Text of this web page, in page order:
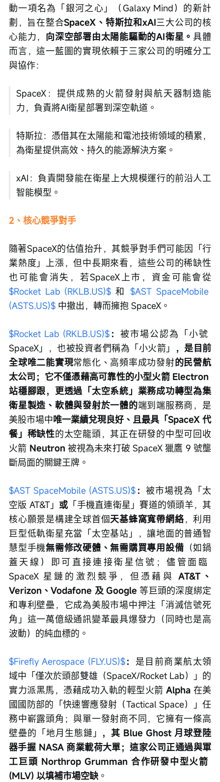
動一項名為「銀河之心」（Galaxy Mind）的新計
劃，旨在整合SpaceX、特斯拉和xAI三大公司的核
心能力， 向深空部署由太陽能驅動的AI衛星。 具體
而言，這一藍圖的實現依賴于三家公司的明確分工
與協作：
SpaceX：提供成熟的火箭發射與航天器制造能
力，負責將AI衛星部署到深空軌道。
特斯拉：憑借其在太陽能和電池技術領域的積累，
為衛星提供高效、持久的能源解決方案。
xAI：負責開發能在衛星上大規模運行的前沿人工
智能模型。
2、核心競爭對手
隨著SpaceX的估值抬升，其競爭對手們可能因「行
業熱度」上漲，但中長期來看，這些公司的稀缺性
也可能會消失，若SpaceX上市，資金可能會從
$Rocket Lab (RKLB.US)$ 和 $AST SpaceMobile
(ASTS.US)$ 中撤出，轉而擁抱 SpaceX。
$Rocket Lab (RKLB.US)$ ： 被市場公認為「小號
SpaceX」，也被投資者們稱為「小火箭」
，是目前
全球唯二能實現常態化、高頻率成功發射的民營航
太公司；它不僅憑藉高可靠性的小型火箭 Electron
站穩腳跟，更透過「太空系統」業務成功轉型為集
衛星製造、軟體與發射於一體的端到端服務商，是
美股市場中唯一業績兌現良好、且最具「SpaceX 代
餐」稀缺性的太空龍頭，其正在研發的中型可回收
火箭 Neutron 被視為未來打破 SpaceX 獵鷹 9 號壟
斷局面的關鍵王牌。
$AST SpaceMobile (ASTS.US)$ ： 被市場視為「太
空版 AT&T」 或 「手機直連衛星」賽道的領頭羊，其
核心願景是構建全球首個天基蜂窩寬帶網絡，利用
巨型低軌衛星充當「太空基站」，讓地面的普通智
慧型手機無需修改硬體、無需購買專用設備 （如鍋
蓋天線）即可直接連接衛星信號；儘管面臨
SpaceX 星鏈的激烈競爭，但憑藉與 AT&T、
Verizon、Vodafone 及 Google 等巨頭的深度綁定
和專利壁壘，它成為美股市場中押注「消滅信號死
角」這一萬億級通訊變革最具爆發力（同時也是高
波動）的純血標的。
$Firefly Aerospace (FLY.US)$： 是目前商業航太領
域中「僅次於頭部雙雄（SpaceX/Rocket Lab）」的
實力派黑馬，憑藉成功入軌的輕型火箭 Alpha 在美
國國防部的「快速響應發射（Tactical Space）」任
務中嶄露頭角；與單一發射商不同，它擁有一條高
壁壘的「地月生態鏈」 ，其 Blue Ghost 月球登陸
器手握 NASA 商業載荷大單；這家公司正通過與軍
工巨頭 Northrop Grumman 合作研發中型火箭
(MLV) 以填補市場空缺 。